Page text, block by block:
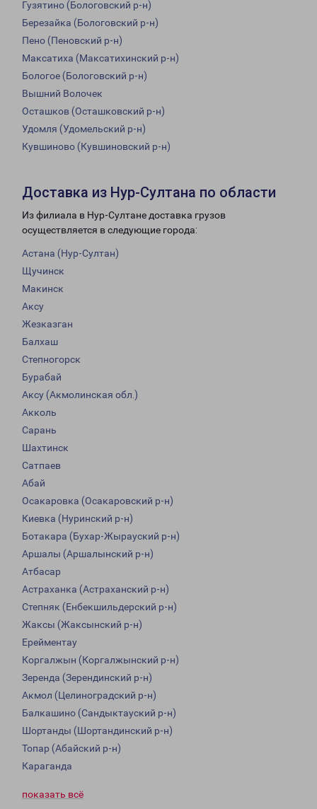
Гузятино (Бологовский р-н)
Березайка (Бологовский р-н)
Пено (Пеновский р-н)
Максатиха (Максатихинский р-н)
Бологое (Бологовский р-н)
Вышний Волочек
Осташков (Осташковский р-н)
Удомля (Удомельский р-н)
Кувшиново (Кувшиновский р-н)
Доставка из Нур-Султана по области
Из филиала в Нур-Султане доставка грузов
осуществляется в следующие города:
Астана (Нур-Султан)
Щучинск
Макинск
Аксу
Жезказган
Балхаш
Степногорск
Бурабай
Аксу (Акмолинская обл.)
Акколь
Сарань
Шахтинск
Сатпаев
Абай
Осакаровка (Осакаровский р-н)
Киевка (Нуринский р-н)
Ботакара (Бухар-Жырауский р-н)
Аршалы (Аршалынский р-н)
Атбасар
Астраханка (Астраханский р-н)
Степняк (Енбекшильдерский р-н)
Жаксы (Жаксынский р-н)
Ерейментау
Коргалжын (Коргалжынский р-н)
Зеренда (Зерендинский р-н)
Акмол (Целиноградский р-н)
Балкашино (Сандыктауский р-н)
Шортанды (Шортандинский р-н)
Топар (Абайский р-н)
Караганда
показать всё